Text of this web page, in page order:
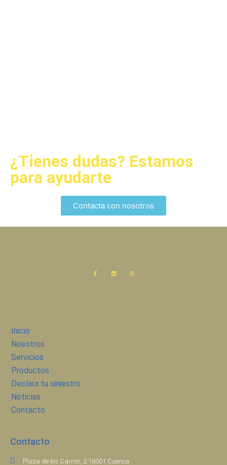
¿Tienes dudas? Estamos
para ayudarte
Contacta con nosotros
Inicio
Nosotros
Servicios
Productos
Declara tu siniestro
Noticias
Contacto
Contacto
Plaza de los Carros, 2 16001 Cuenca